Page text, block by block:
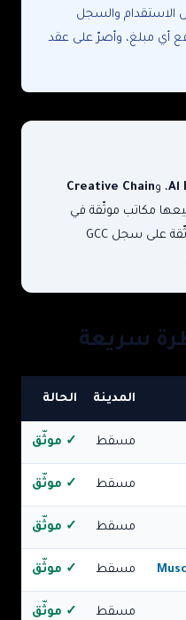
الاستقدام والسجل
أي مبلغ، وأصرّ على عقد
Al، وCreative Chain
مكاتب موثّقة في
مسقط. كل المكاتب العشرة موثّقة على سجل GCC
سريعة
المدينة الحالة
مسقط ✓ موثّق
مسقط ✓ موثّق
مسقط ✓ موثّق
مسقط ✓ موثّق
مسقط ✓ موثّق